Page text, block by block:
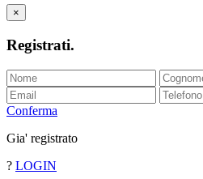
×
Registrati.
Conferma
Gia' registrato
? LOGIN